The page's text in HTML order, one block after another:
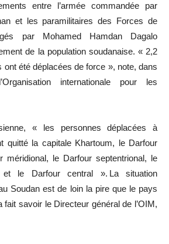
entre l’armée commandée par
et les paramilitaires des Forces de
par Mohamed Hamdan Dagalo
de la population soudanaise. « 2,2
ont été déplacées de force », note, dans
internationale pour les
« les personnes déplacées à
quitté la capitale Khartoum, le Darfour
méridional, le Darfour septentrional, le
le Darfour central ». La situation
Soudan est de loin la pire que le pays
fait savoir le Directeur général de l’OIM,